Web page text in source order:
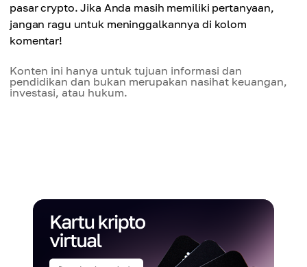
pasar crypto. Jika Anda masih memiliki pertanyaan,
jangan ragu untuk meninggalkannya di kolom
komentar!
Konten ini hanya untuk tujuan informasi dan
pendidikan dan bukan merupakan nasihat keuangan,
investasi, atau hukum.